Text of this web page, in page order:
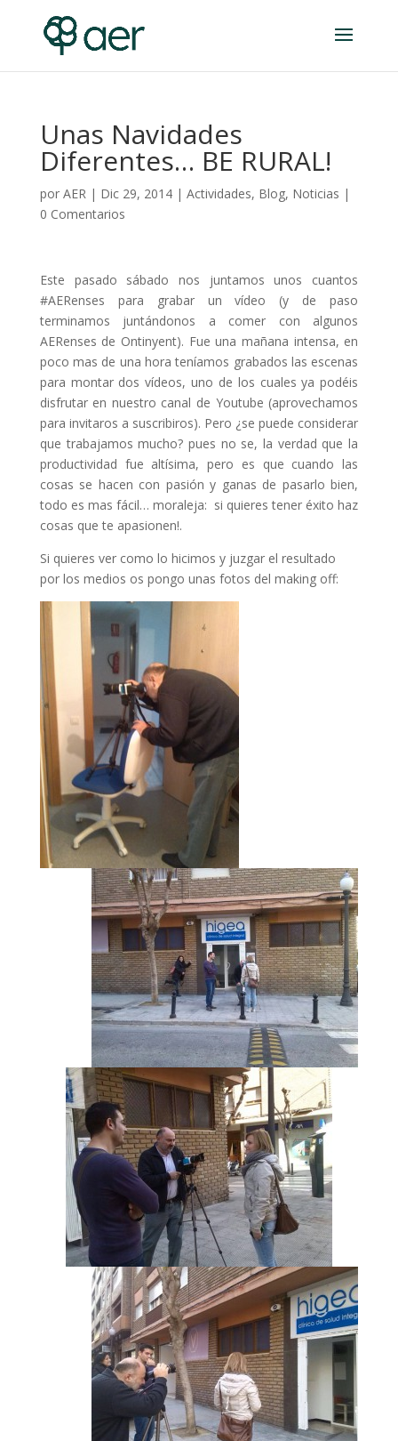
Unas Navidades
Diferentes… BE RURAL!
por AER| Dic 29, 2014| Actividades, Blog, Noticias |
0 Comentarios
Este pasado sábado nos juntamos unos cuantos
#AERenses para grabar un vídeo (y de paso
terminamos juntándonos a comer con algunos
AERenses de Ontinyent). Fue una mañana intensa, en
poco mas de una hora teníamos grabados las escenas
para montar dos vídeos, uno de los cuales ya podéis
disfrutar en nuestro canal de Youtube (aprovechamos
para invitaros a suscribiros). Pero ¿se puede considerar
que trabajamos mucho? pues no se, la verdad que la
productividad fue altísima, pero es que cuando las
cosas se hacen con pasión y ganas de pasarlo bien,
todo es mas fácil… moraleja: si quieres tener éxito haz
cosas que te apasionen!.
Si quieres ver como lo hicimos y juzgar el resultado
por los medios os pongo unas fotos del making off: